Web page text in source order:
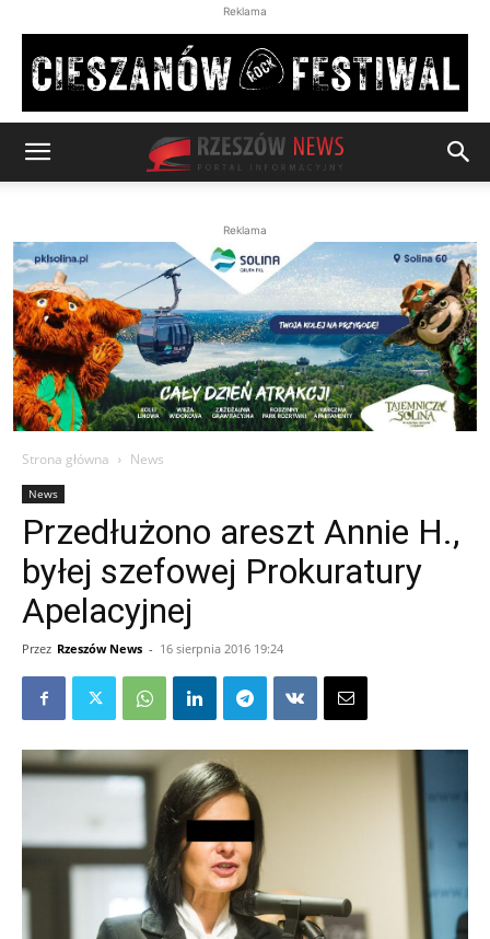
Reklama
Reklama
Strona główna News
News
Przedłużono areszt Annie H.,
byłej szefowej Prokuratury
Apelacyjnej
Przez Rzeszów News - 16 sierpnia 2016 19:24